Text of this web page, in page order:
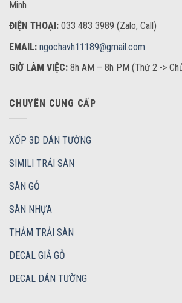
Minh
ĐIỆN THOẠI: 033 483 3989 (Zalo, Call)
EMAIL: ngochavh11189@gmail.com
GIỜ LÀM VIỆC: 8h AM – 8h PM (Thứ 2 ->
CHUYÊN CUNG CẤP
XỐP 3D DÁN TƯỜNG
SIMILI TRẢI SÀN
SÀN GỖ
SÀN NHỰA
THẢM TRẢI SÀN
DECAL GIẢ GỖ
DECAL DÁN TƯỜNG